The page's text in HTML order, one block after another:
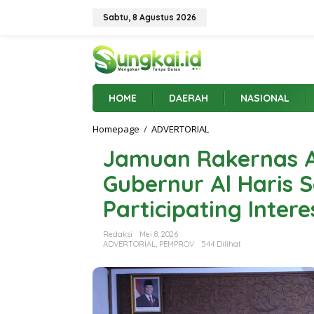
Sabtu, 8 Agustus 2026
HOME DAERAH NASIONAL
Homepage / ADVERTORIAL
m
u
a
n
R
a
e
n
s
Jamuan Rakernas
Gubernur Al Haris
Participating
Redaksi
Mei 8, 2026
ADVERTORIAL, PEMPROV 544 Dilihat